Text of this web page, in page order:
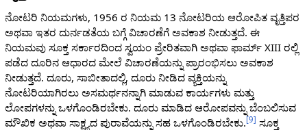
ನೋಟರಿ ನಿಯಮಗಳು, 1956 ರ ನಿಯಮ 13 ನೋಟರಿಯ ಆರೋಪಿತ ವೃತ್ತಿಪರ
ಅಥವಾ ಇತರ ದುರ್ನಡತೆಯ ಬಗ್ಗೆ ವಿಚಾರಣೆಗೆ ಅವಕಾಶ ನೀಡುತ್ತದೆ. ಈ
ನಿಯಮವು ಸೂಕ್ತ ಸರ್ಕಾರದಿಂದ ಸ್ವಯಂ ಪ್ರೇರಿತವಾಗಿ ಅಥವಾ ಫಾರ್ಮ್ XIII ರಲ್ಲಿ
ಪಡೆದ ದೂರಿನ ಆಧಾರದ ಮೇಲೆ ವಿಚಾರಣೆಯನ್ನು ಪ್ರಾರಂಭಿಸಲು ಅವಕಾಶ
ನೀಡುತ್ತದೆ. ದೂರು, ಸಾಬೀತಾದಲ್ಲಿ, ದೂರು ನೀಡಿದ ವ್ಯಕ್ತಿಯನ್ನು
ನೋಟರಿಯಾಗಿರಲು ಅಸಮರ್ಥನನ್ನಾಗಿ ಮಾಡುವ ಕಾರ್ಯಗಳು ಮತ್ತು
ಲೋಪಗಳನ್ನು ಒಳಗೊಂಡಿರಬೇಕು. ದೂರು ಮಾಡಿದ ಆರೋಪವನ್ನು ಬೆಂಬಲಿಸುವ
ಮೌಖಿಕ ಅಥವಾ ಸಾಕ್ಷ್ಯದ ಪುರಾವೆಯನ್ನು ಸಹ ಒಳಗೊಂಡಿರಬೇಕು.[9] ಸೂಕ್ತ